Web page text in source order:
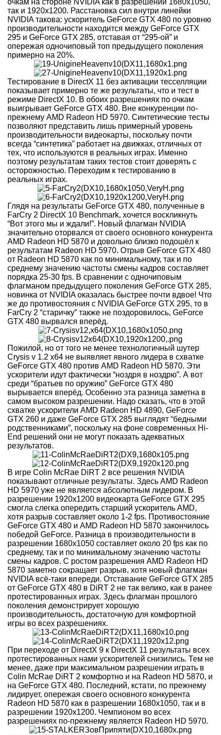
очкам на стороне NVIDIA как в разрешении 1680x1050,
так и 1920x1200. Расстановка сил внутри линейки
NVIDIA такова: ускоритель GeForce GTX 480 по уровню
производительности находится между GeForce GTX
295 и GeForce GTX 285, отставая от “295-ой” и
опережая одночиповый топ предыдущего поколения
примерно на 20%.
Тестирование в DirectX 11 без активации тесселляции
показывает примерно те же результаты, что и тест в
режиме DirectX 10. В обоих разрешениях по очкам
выигрывает GeForce GTX 480. Вне конкуренции по-
прежнему AMD Radeon HD 5970. Синтетические тесты
позволяют представить лишь примерный уровень
производительности видеокарты, поскольку почти
всегда “синтетика” работает на движках, отличных от
тех, что используются в реальных играх. Именно
поэтому результатам таких тестов стоит доверять с
осторожностью. Переходим к тестированию в
реальных играх.
Глядя на результаты GeForce GTX 480, полученные в
FarCry 2 DirectX 10 Benchmark, хочется воскликнуть
“Вот этого мы и ждали!”. Новый флагман NVIDIA
значительно оторвался от своего основного конкурента
AMD Radeon HD 5870 и довольно близко подошёл к
результатам Radeon HD 5970. Отрыв GeForce GTX 480
от Radeon HD 5870 как по минимальному, так и по
среднему значению частоты смены кадров составляет
порядка 25-30 fps. В сравнении с одночиповым
флагманом предыдущего поколения GeForce GTX 285,
новинка от NVIDIA оказалась быстрее почти вдвое! Что
же до противостояния с NVIDIA GeForce GTX 295, то в
FarCry 2 “старичку” также не поздоровилось, GeForce
GTX 480 вырвался вперёд.
Пожилой, но от того не менее технологичный шутер
Crysis v 1.2 x64 не выявляет явного лидера в схватке
GeForce GTX 480 против AMD Radeon HD 5870. Эти
ускорители идут фактически “ноздря в ноздрю”. А вот
среди “братьев по оружию” GeForce GTX 480
вырывается вперёд. Особенно эта разница заметна в
самом высоком разрешении. Надо сказать, что в этой
схватке ускорители AMD Radeon HD 4890, GeForce
GTX 260 и даже GeForce GTX 285 выглядят “бедными
родственниками”, поскольку на фоне современных Hi-
End решений они не могут показать адекватных
результатов.
В игре Colin McRae DiRT 2 все решения NVIDIA
показывают отличные результаты. Здесь AMD Radeon
HD 5970 уже не является абсолютным лидером. В
разрешении 1920x1200 видеокарта GeForce GTX 295
смогла слегка опередить старший ускоритель AMD,
хотя разрыв составляет около 1-2 fps. Противостояние
GeForce GTX 480 и AMD Radeon HD 5870 закончилось
победой GeForce. Разница в производительности в
разрешении 1680x1050 составляет около 20 fps как по
среднему, так и по минимальному значению частоты
смены кадров. С ростом разрешения AMD Radeon HD
5870 заметно сокращает разрыв, хотя новый флагман
NVIDIA всё-таки впереди. Отставание GeForce GTX 285
от GeForce GTX 480 в DiRT 2 не так велико, как в ранее
протестированных играх. Здесь флагман прошлого
поколения демонстрирует хорошую
производительность, достаточную для комфортной
игры во всех разрешениях.
При переходе от DirectX 9 к DirectX 11 результаты всех
протестированных нами ускорителей снизились. Тем не
менее, даже при максимальном разрешении играть в
Colin McRae DiRT 2 комфортно и на Radeon HD 5870, и
на GeForce GTX 480. Последний, кстати, по прежнему
лидирует, опережая своего основного конкурента
Radeon HD 5870 как в разрешении 1680x1050, так и в
разрешении 1920x1200. Чемпионом во всех
разрешениях по-прежнему является Radeon HD 5970.